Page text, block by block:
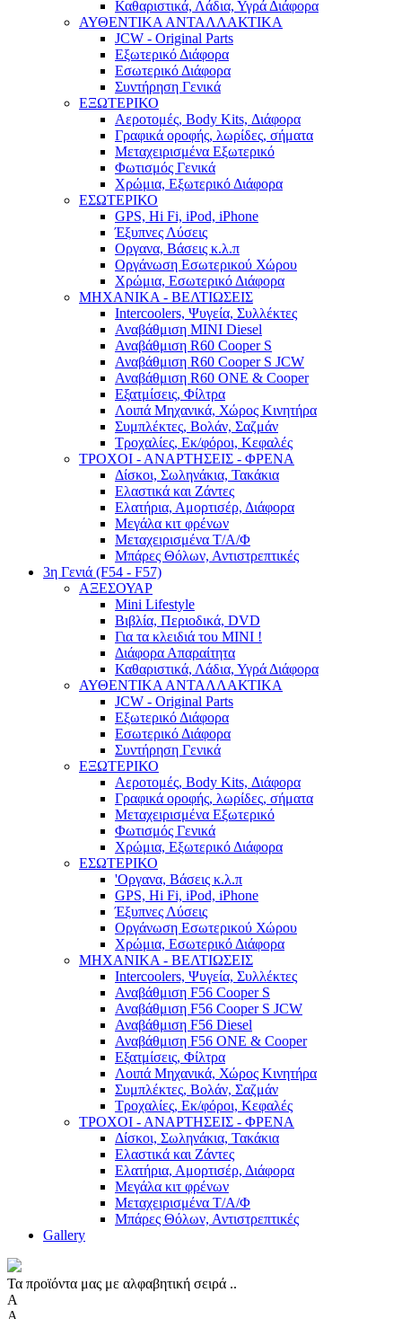
Καθαριστικά, Λάδια, Υγρά Διάφορα
ΑΥΘΕΝΤΙΚΑ ΑΝΤΑΛΛΑΚΤΙΚΑ
JCW - Original Parts
Εξωτερικό Διάφορα
Εσωτερικό Διάφορα
Συντήρηση Γενικά
ΕΞΩΤΕΡΙΚΟ
Αεροτομές, Body Kits, Διάφορα
Γραφικά οροφής, λωρίδες, σήματα
Μεταχειρισμένα Εξωτερικό
Φωτισμός Γενικά
Χρώμια, Εξωτερικό Διάφορα
ΕΣΩΤΕΡΙΚΟ
GPS, Hi Fi, iPod, iPhone
Έξυπνες Λύσεις
Οργανα, Βάσεις κ.λ.π
Οργάνωση Εσωτερικού Χώρου
Χρώμια, Εσωτερικό Διάφορα
ΜΗΧΑΝΙΚΑ - ΒΕΛΤΙΩΣΕΙΣ
Intercoolers, Ψυγεία, Συλλέκτες
Αναβάθμιση MINI Diesel
Αναβάθμιση R60 Cooper S
Αναβάθμιση R60 Cooper S JCW
Αναβάθμιση R60 ONE & Cooper
Εξατμίσεις, Φίλτρα
Λοιπά Μηχανικά, Χώρος Κινητήρα
Συμπλέκτες, Βολάν, Σαζμάν
Τροχαλίες, Εκ/φόροι, Κεφαλές
ΤΡΟΧΟΙ - ΑΝΑΡΤΗΣΕΙΣ - ΦΡΕΝΑ
Δίσκοι, Σωληνάκια, Τακάκια
Ελαστικά και Ζάντες
Ελατήρια, Αμορτισέρ, Διάφορα
Μεγάλα κιτ φρένων
Μεταχειρισμένα Τ/Α/Φ
Μπάρες Θόλων, Αντιστρεπτικές
3η Γενιά (F54 - F57)
ΑΞΕΣΟΥΑΡ
Mini Lifestyle
Βιβλία, Περιοδικά, DVD
Για τα κλειδιά του MINI !
Διάφορα Απαραίτητα
Καθαριστικά, Λάδια, Υγρά Διάφορα
ΑΥΘΕΝΤΙΚΑ ΑΝΤΑΛΛΑΚΤΙΚΑ
JCW - Original Parts
Εξωτερικό Διάφορα
Εσωτερικό Διάφορα
Συντήρηση Γενικά
ΕΞΩΤΕΡΙΚΟ
Αεροτομές, Body Kits, Διάφορα
Γραφικά οροφής, λωρίδες, σήματα
Μεταχειρισμένα Εξωτερικό
Φωτισμός Γενικά
Χρώμια, Εξωτερικό Διάφορα
ΕΣΩΤΕΡΙΚΟ
'Οργανα, Βάσεις κ.λ.π
GPS, Hi Fi, iPod, iPhone
Έξυπνες Λύσεις
Οργάνωση Εσωτερικού Χώρου
Χρώμια, Εσωτερικό Διάφορα
ΜΗΧΑΝΙΚΑ - ΒΕΛΤΙΩΣΕΙΣ
Intercoolers, Ψυγεία, Συλλέκτες
Αναβάθμιση F56 Cooper S
Αναβάθμιση F56 Cooper S JCW
Αναβάθμιση F56 Diesel
Αναβάθμιση F56 ONE & Cooper
Εξατμίσεις, Φίλτρα
Λοιπά Μηχανικά, Χώρος Κινητήρα
Συμπλέκτες, Βολάν, Σαζμάν
Τροχαλίες, Εκ/φόροι, Κεφαλές
ΤΡΟΧΟΙ - ΑΝΑΡΤΗΣΕΙΣ - ΦΡΕΝΑ
Δίσκοι, Σωληνάκια, Τακάκια
Ελαστικά και Ζάντες
Ελατήρια, Αμορτισέρ, Διάφορα
Μεγάλα κιτ φρένων
Μεταχειρισμένα Τ/Α/Φ
Μπάρες Θόλων, Αντιστρεπτικές
Gallery
Τα προϊόντα μας με αλφαβητική σειρά ..
Α
Α